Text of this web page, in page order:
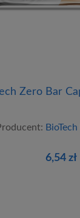
Zero Bar
6,54 zł